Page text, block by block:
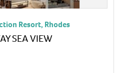
Resort, Rhodes
SEA VIEW